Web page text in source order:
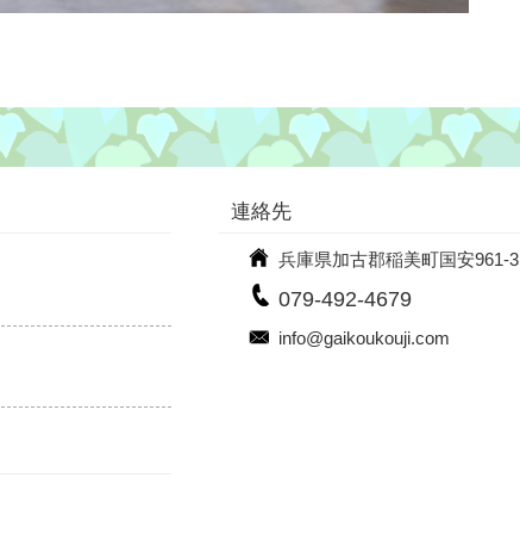
連絡先
兵庫県加古郡稲美町国安961-3
079-492-4679
info@gaikoukouji.com